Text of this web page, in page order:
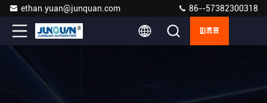
ethan.yuan@junquan.com 86--57382300318
따옴표